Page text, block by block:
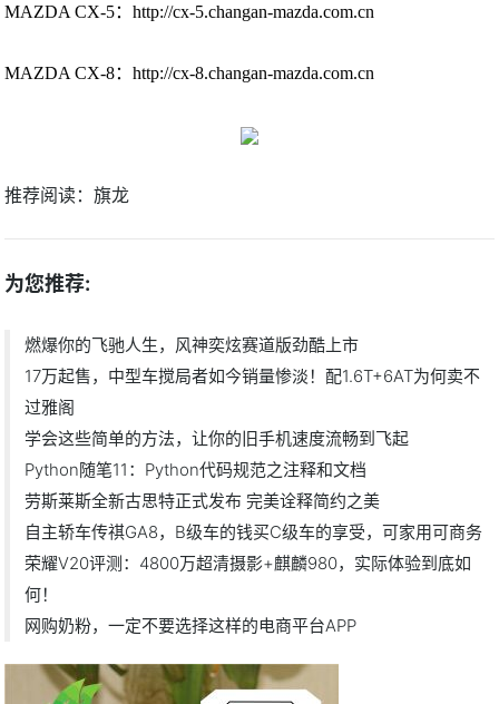
MAZDA CX-5：http://cx-5.changan-mazda.com.cn
MAZDA CX-8：http://cx-8.changan-mazda.com.cn
推荐阅读：旗龙
为您推荐:
燃爆你的飞驰人生，风神奕炫赛道版劲酷上市
17万起售，中型车搅局者如今销量惨淡！配1.6T+6AT为何卖不
过雅阁
学会这些简单的方法，让你的旧手机速度流畅到飞起
Python随笔11：Python代码规范之注释和文档
劳斯莱斯全新古思特正式发布 完美诠释简约之美
自主轿车传祺GA8，B级车的钱买C级车的享受，可家用可商务
荣耀V20评测：4800万超清摄影+麒麟980，实际体验到底如
何！
网购奶粉，一定不要选择这样的电商平台APP